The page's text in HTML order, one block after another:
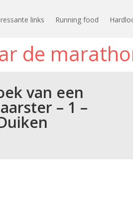
links Running food
de
van een
– 1 –